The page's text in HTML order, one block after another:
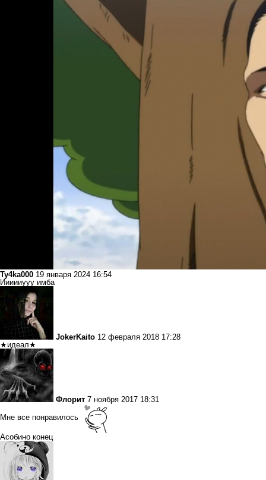
Ty4ka000 19 января 2024 16:54
Иииииууу имба
JokerKaito 12 февраля 2018 17:28
★идеал★
Флорит 7 ноября 2017 18:31
Мне все понравилось
Асобино конец